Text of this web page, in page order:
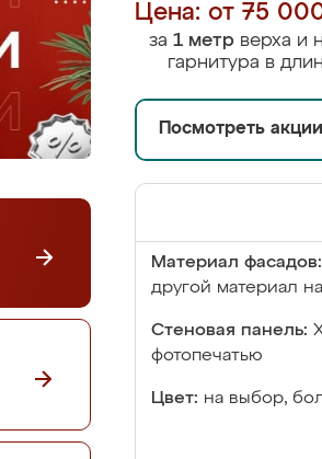
Цена: от 75
за 1 метрверха и
гарнитура в
Посмотреть
Материал фасадов:
другой материал
Стеновая панель:
фотопечатью
Цвет: на выбор,